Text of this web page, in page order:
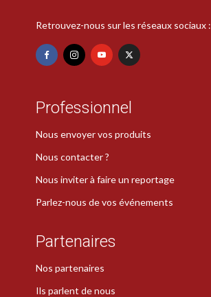
Retrouvez-nous sur les réseaux sociaux :
Professionnel
Nous envoyer vos produits
Nous contacter ?
Nous inviter à faire un reportage
Parlez-nous de vos événements
Partenaires
Nos partenaires
Ils parlent de nous